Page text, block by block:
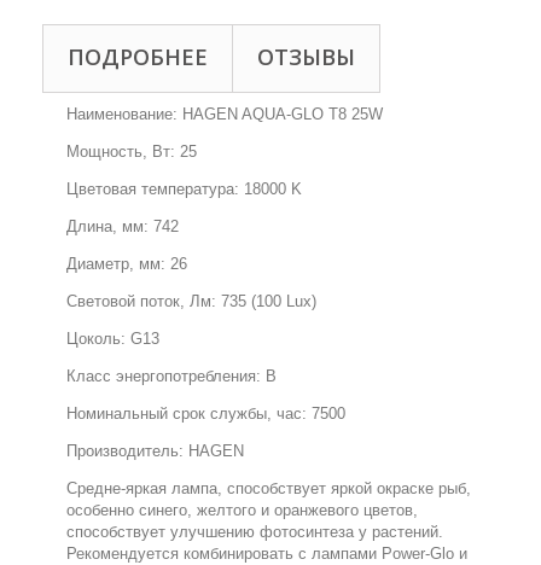
ПОДРОБНЕЕ ОТЗЫВЫ
Наименование: HAGEN AQUA-GLO T8 25W
Мощность, Вт: 25
Цветовая температура: 18000 K
Длина, мм: 742
Диаметр, мм: 26
Световой поток, Лм: 735 (100 Lux)
Цоколь: G13
Класс энергопотребления: B
Номинальный срок службы, час: 7500
Производитель: HAGEN
Средне-яркая лампа, способствует яркой окраске рыб,
особенно синего, желтого и оранжевого цветов,
способствует улучшению фотосинтеза у растений.
Рекомендуется комбинировать с лампами Power-Glo и